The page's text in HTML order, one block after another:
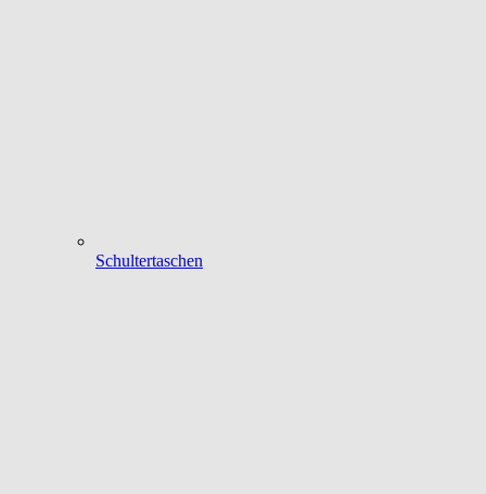
Schultertaschen